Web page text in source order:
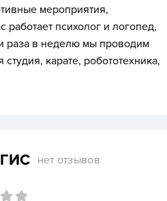
мероприятия,
работает психолог и логопед,
раза в неделю мы проводим
карате, робототехника,
нет отзывов